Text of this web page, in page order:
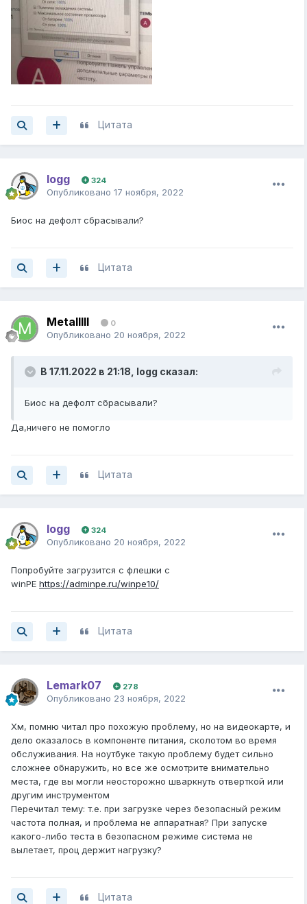
Цитата
logg 324
Опубликовано 17 ноября, 2022
Биос на дефолт сбрасывали?
Цитата
Metalllll 0
Опубликовано 20 ноября, 2022
В 17.11.2022 в 21:18, logg сказал:
Биос на дефолт сбрасывали?
Да,ничего не помогло
Цитата
logg 324
Опубликовано 20 ноября, 2022
Попробуйте загрузится с флешки с
winPE https://adminpe.ru/winpe10/
Цитата
Lemark07 278
Опубликовано 23 ноября, 2022
Хм, помню читал про похожую проблему, но на видеокарте, и
дело оказалось в компоненте питания, сколотом во время
обслуживания. На ноутбуке такую проблему будет сильно
сложнее обнаружить, но все же осмотрите внимательно
места, где вы могли неосторожно шваркнуть отверткой или
другим инструментом
Перечитал тему: т.е. при загрузке через безопасный режим
частота полная, и проблема не аппаратная? При запуске
какого-либо теста в безопасном режиме система не
вылетает, проц держит нагрузку?
Цитата